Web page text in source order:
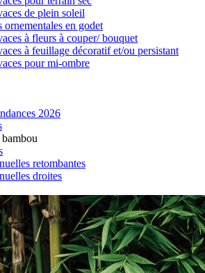
de plein soleil
ornementales en godet
à fleurs à couper/ bouquet
à feuillage décoratif et/ou persistant
pour mi-ombre
2026
retombantes
droites